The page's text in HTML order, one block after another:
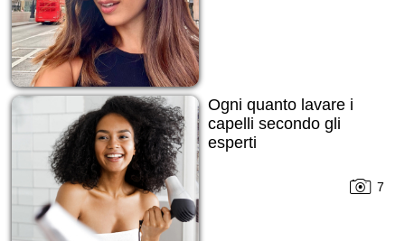
Ogni quanto lavare i
capelli secondo gli
esperti
7